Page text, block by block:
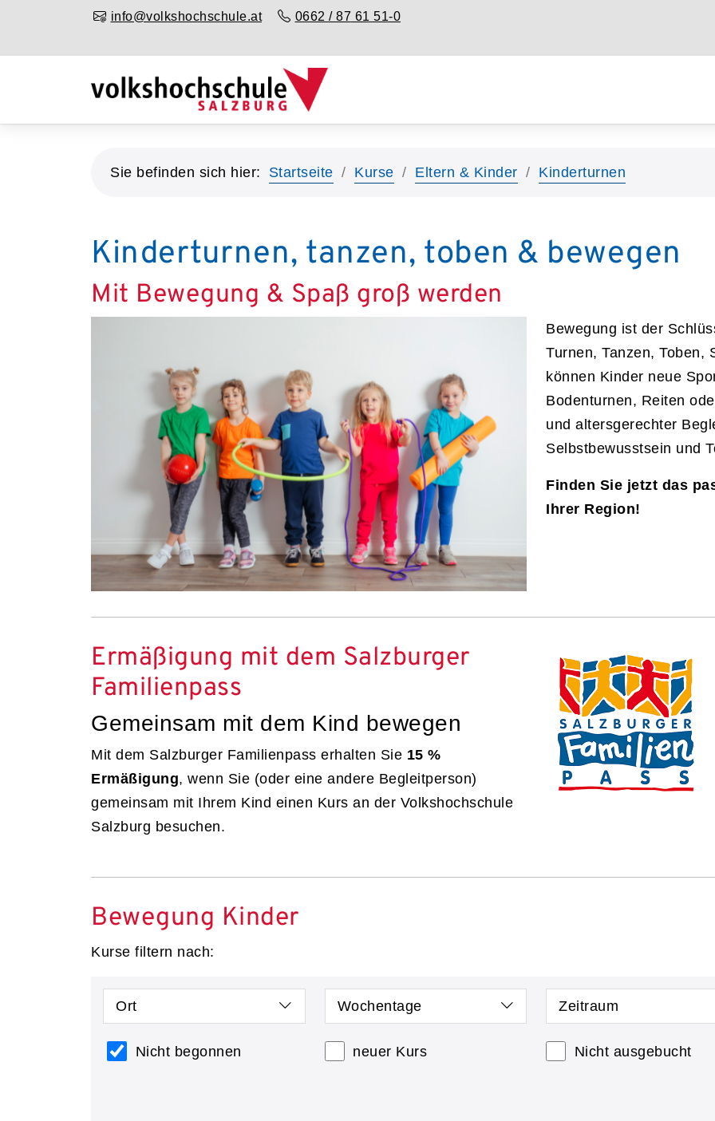
info@volkshochschule.at 0662 / 87 61 51-0
Sie befinden sich hier: Startseite Kurse Eltern & Kinder Kinderturnen
Kinderturnen, tanzen, toben & bewegen
Mit Bewegung & Spaß groß werden
Bewegung ist der
Turnen, Tanzen, Toben,
können Kinder neue
Bodenturnen, Reiten
und altersgerechter
Selbstbewusstsein und
Finden Sie jetzt das
Ihrer Region!
Ermäßigung mit dem Salzburger
Familienpass
Gemeinsam mit dem Kind bewegen
Mit dem Salzburger Familienpass erhalten Sie 15 %
Ermäßigung, wenn Sie (oder eine andere Begleitperson)
gemeinsam mit Ihrem Kind einen Kurs an der Volkshochschule
Salzburg besuchen.
Bewegung Kinder
Kurse filtern nach:
Ort Wochentage Zeitraum
Nicht begonnen neuer Kurs Nicht ausgebucht